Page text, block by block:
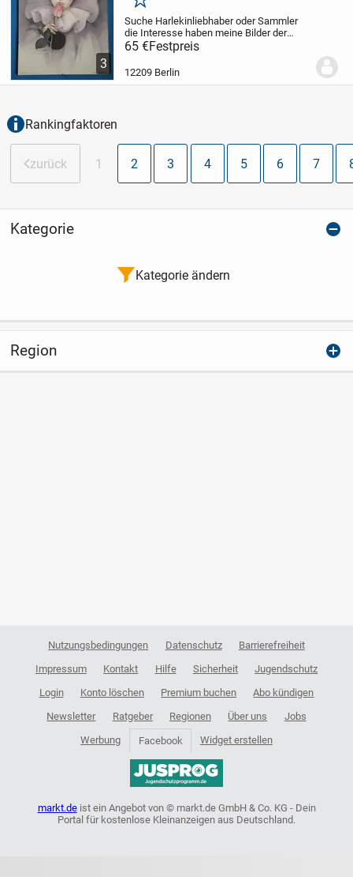
3
Merken
Suche Harlekinliebhaber oder Sammler
die Interesse haben meine Bilder der
Größe 30,5 × 40,5 cm und 42 × 59,4 cm
und ein Poster und noch Bettwäsche, für
1 Person, mir abkaufen wollen.
65 €Festpreis
12209 Berlin
Rankingfaktoren
zurück 1 2 3 4 5 6 7
Kategorie
Kategorie ändern
Region
Nutzungsbedingungen Datenschutz
Barrierefreiheit
Impressum
Kontakt Hilfe Sicherheit
Jugendschutz
Login
Konto löschen Premium buchen
Abo kündigen
Newsletter
Ratgeber Regionen Über uns
Jobs
Werbung
Facebook Widget erstellen
markt.deist ein Angebot von © markt.de GmbH & Co. KG - Dein
Portal für kostenlose Kleinanzeigen aus Deutschland.